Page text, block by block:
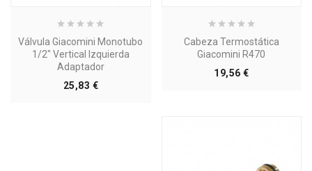
Válvula Giacomini Monotubo
1/2" Vertical Izquierda
Adaptador
25,83 €Precio
Cabeza Termostática
Giacomini R470
19,56 €Precio